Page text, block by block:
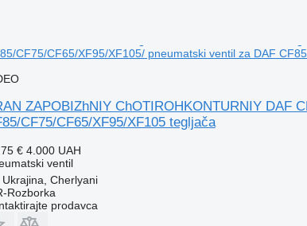
CF75/CF65/XF95/XF105/ pneumatski ventil za DAF
ZAPOBIZhNIY ChOTIROHKONTURNIY DAF
CF75/CF65/XF95/XF105 tegljača
€ 4.000 UAH
ventil
Ukrajina, Cherlyani
Rozborka
prodavca